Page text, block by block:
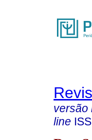
versão
line